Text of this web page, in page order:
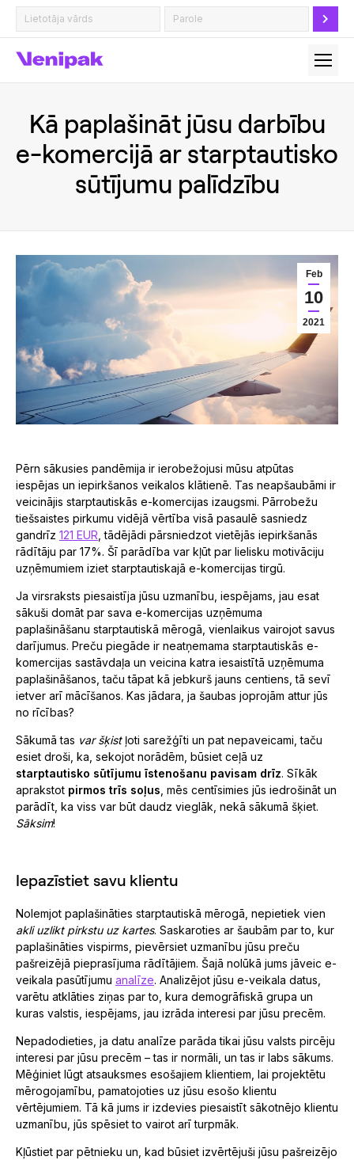
Kā paplašināt jūsu darbību
e-komercijā ar starptautisko
sūtījumu palīdzību
Feb
10
2021
Pērn sākusies pandēmija ir ierobežojusi mūsu atpūtas
iespējas un iepirkšanos veikalos klātienē. Tas neapšaubāmi ir
veicinājis starptautiskās e-komercijas izaugsmi. Pārrobežu
tiešsaistes pirkumu vidējā vērtība visā pasaulē sasniedz
gandrīz 121 EUR , tādējādi pārsniedzot vietējās iepirkšanās
rādītāju par 17%. Šī parādība var kļūt par lielisku motivāciju
uzņēmumiem iziet starptautiskajā e-komercijas tirgū.
Ja virsraksts piesaistīja jūsu uzmanību, iespējams, jau esat
sākuši domāt par sava e-komercijas uzņēmuma
paplašināšanu starptautiskā mērogā, vienlaikus vairojot savus
darījumus. Preču piegāde ir neatņemama starptautiskās e-
komercijas sastāvdaļa un veicina katra iesaistītā uzņēmuma
paplašināšanos, taču tāpat kā jebkurš jauns centiens, tā sevī
ietver arī mācīšanos. Kas jādara, ja šaubas joprojām attur jūs
no rīcības?
Sākumā tas var šķistļoti sarežģīti un pat nepaveicami, taču
esiet droši, ka, sekojot norādēm, būsiet ceļā uz
starptautisko sūtījumu īstenošanu pavisam drīz. Sīkāk
aprakstot pirmos trīs soļus , mēs centīsimies jūs iedrošināt un
parādīt, ka viss var būt daudz vieglāk, nekā sākumā šķiet.
Sāksim!
Iepazīstiet savu klientu
Nolemjot paplašināties starptautiskā mērogā, nepietiek vien
akli uzlikt pirkstu uz kartes. Saskaroties ar šaubām par to, kur
paplašināties vispirms, pievērsiet uzmanību jūsu preču
pašreizējā pieprasījuma rādītājiem. Šajā nolūkā jums jāveic e-
veikala pasūtījumu analīze. Analizējot jūsu e-veikala datus,
varētu atklāties ziņas par to, kura demogrāfiskā grupa un
kuras valstis, iespējams, jau izrāda interesi par jūsu precēm.
Nepadodieties, ja datu analīze parāda tikai jūsu valsts pircēju
interesi par jūsu precēm – tas ir normāli, un tas ir labs sākums.
Mēģiniet lūgt atsauksmes esošajiem klientiem, lai projektētu
mērogojamību, pamatojoties uz jūsu esošo klientu
vērtējumiem. Tā kā jums ir izdevies piesaistīt sākotnējo klientu
uzmanību, jūs spēsiet to vairot arī turpmāk.
Kļūstiet par pētnieku un, kad būsiet izvērtējuši jūsu pašreizējo